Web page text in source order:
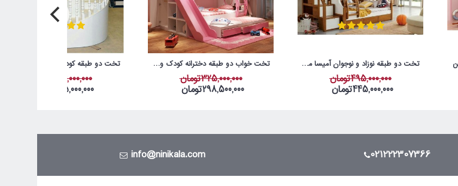
تخت دو طبقه نوزاد و نوجوان آمیسا مدل سلطان کوچولو
495,000,000تومان
445,000,000تومان
تخت خواب دو طبقه دخترانه کودک و نوجوان آمیسا مدل آرامیس
325,000,000تومان
298,500,000تومان
546,000,000تومان
475,000,000تومان
021222307366
info@ninikala.com